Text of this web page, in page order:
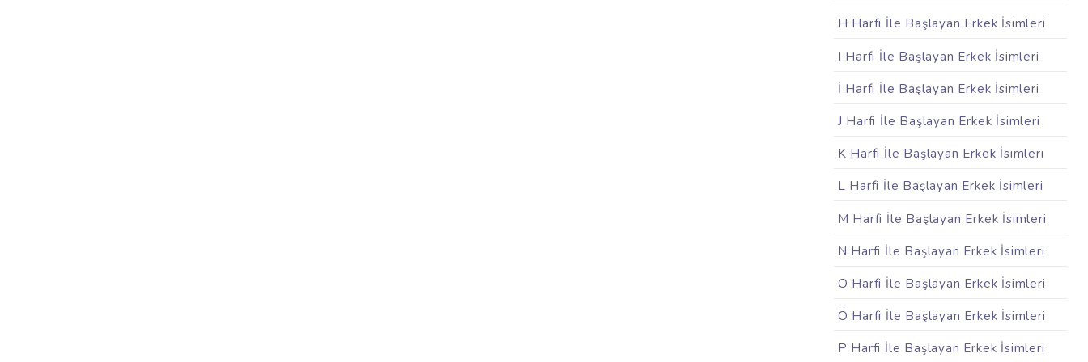
H Harfi İle Başlayan Erkek İsimleri
I Harfi İle Başlayan Erkek İsimleri
İ Harfi İle Başlayan Erkek İsimleri
J Harfi İle Başlayan Erkek İsimleri
K Harfi İle Başlayan Erkek İsimleri
L Harfi İle Başlayan Erkek İsimleri
M Harfi İle Başlayan Erkek İsimleri
N Harfi İle Başlayan Erkek İsimleri
O Harfi İle Başlayan Erkek İsimleri
Ö Harfi İle Başlayan Erkek İsimleri
P Harfi İle Başlayan Erkek İsimleri